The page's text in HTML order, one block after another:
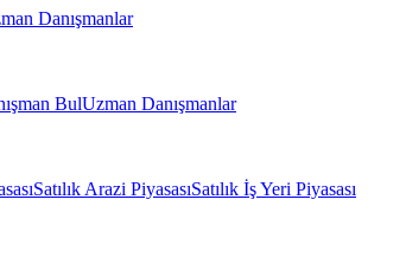
Danışmanlar
BulUzman Danışmanlar
Satılık Arazi PiyasasıSatılık İş Yeri Piyasası